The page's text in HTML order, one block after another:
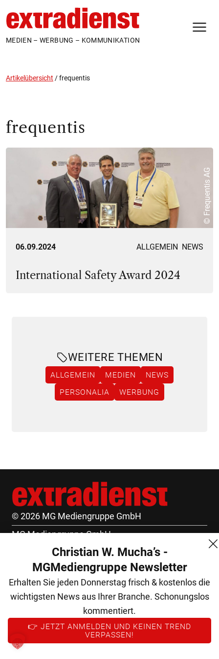
MEDIEN – WERBUNG – KOMMUNIKATION
Artikelübersicht /frequentis
frequentis
© Frequentis AG
06.09.2024 ALLGEMEIN NEWS
International Safety Award 2024
WEITERE THEMEN
ALLGEMEIN MEDIEN
NEWS
PERSONALIA
WERBUNG
© 2026 MG Mediengruppe GmbH
MG Mediengruppe GmbH
Burgring 1/7
1010 Wien
+43 (1) 522 14 14
office@mgmedien.at
Kontakt
AGB
Christian W. Mucha’s -
MGMediengruppe Newsletter
Erhalten Sie jeden Donnerstag frisch & kostenlos die
wichtigsten News aus Ihrer Branche. Schonungslos
kommentiert.
👉 JETZT ANMELDEN UND KEINEN TREND
VERPASSEN!